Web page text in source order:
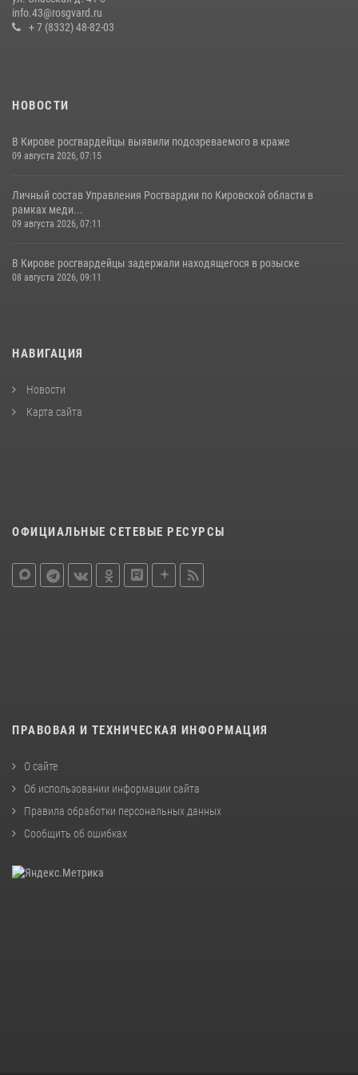
19 июля 2026, 07:00
info.43@rosgvard.ru
+ 7 (8332) 48-82-03
НОВОСТИ
В Кирове росгвардейцы выявили подозреваемого в краже
09 августа 2026, 07:15
Личный состав Управления Росгвардии по Кировской области в
рамках меди...
09 августа 2026, 07:11
В Кирове росгвардейцы задержали находящегося в розыске
08 августа 2026, 09:11
НАВИГАЦИЯ
Новости
Карта сайта
ОФИЦИАЛЬНЫЕ СЕТЕВЫЕ РЕСУРСЫ
ПРАВОВАЯ И ТЕХНИЧЕСКАЯ ИНФОРМАЦИЯ
О сайте
Об использовании информации сайта
Правила обработки персональных данных
Сообщить об ошибках